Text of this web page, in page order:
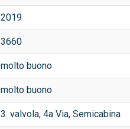
2019
3660
molto buono
molto buono
3. valvola, 4a Via, Semicabina